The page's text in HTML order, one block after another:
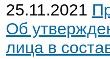
25.11.2021
Об
лица в